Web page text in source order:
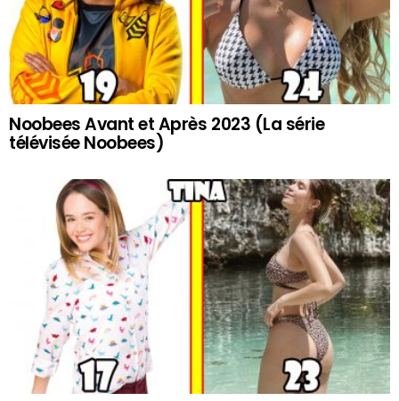
Noobees Avant et Après 2023 (La série
télévisée Noobees)